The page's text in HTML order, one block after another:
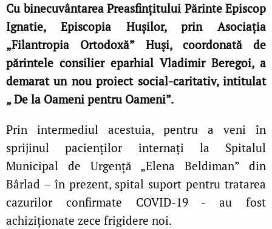
Cu binecuvântarea Preasfințitului Părinte Episcop
Ignatie, Episcopia Hușilor, prin Asociația
„Filantropia Ortodoxă” Huși, coordonată de
părintele consilier eparhial Vladimir Beregoi, a
demarat un nou proiect social-caritativ, intitulat
„ De la Oameni pentru Oameni”.
Prin intermediul acestuia, pentru a veni în
sprijinul pacienților internați la Spitalul
Municipal de Urgență „Elena Beldiman” din
Bârlad – în prezent, spital suport pentru tratarea
cazurilor confirmate COVID-19 - au fost
achiziționate zece frigidere noi.